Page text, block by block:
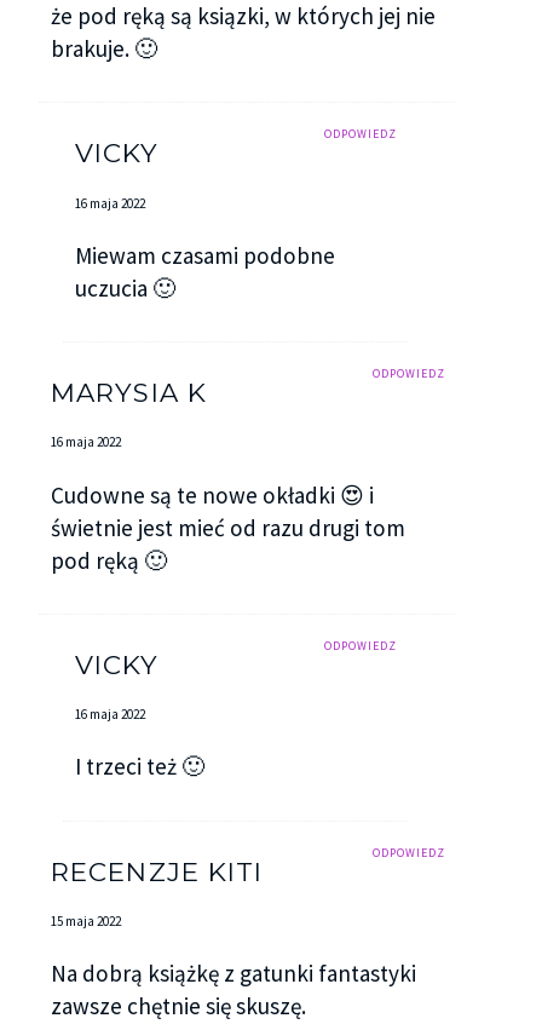
że pod ręką są ksiązki, w których jej nie
brakuje. 🙂
ODPOWIEDZ
VICKY
16 maja 2022
Miewam czasami podobne
uczucia 🙂
ODPOWIEDZ
MARYSIA K
16 maja 2022
Cudowne są te nowe okładki 😍 i
świetnie jest mieć od razu drugi tom
pod ręką 🙂
ODPOWIEDZ
VICKY
16 maja 2022
I trzeci też 🙂
ODPOWIEDZ
RECENZJE KITI
15 maja 2022
Na dobrą książkę z gatunki fantastyki
zawsze chętnie się skuszę.